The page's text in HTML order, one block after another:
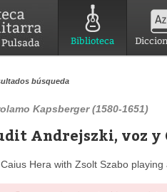
Biblioteca
búsqueda
Kapsberger (1580-1651)
Andrejszki, voz y
Hera with Zsolt Szabo playing